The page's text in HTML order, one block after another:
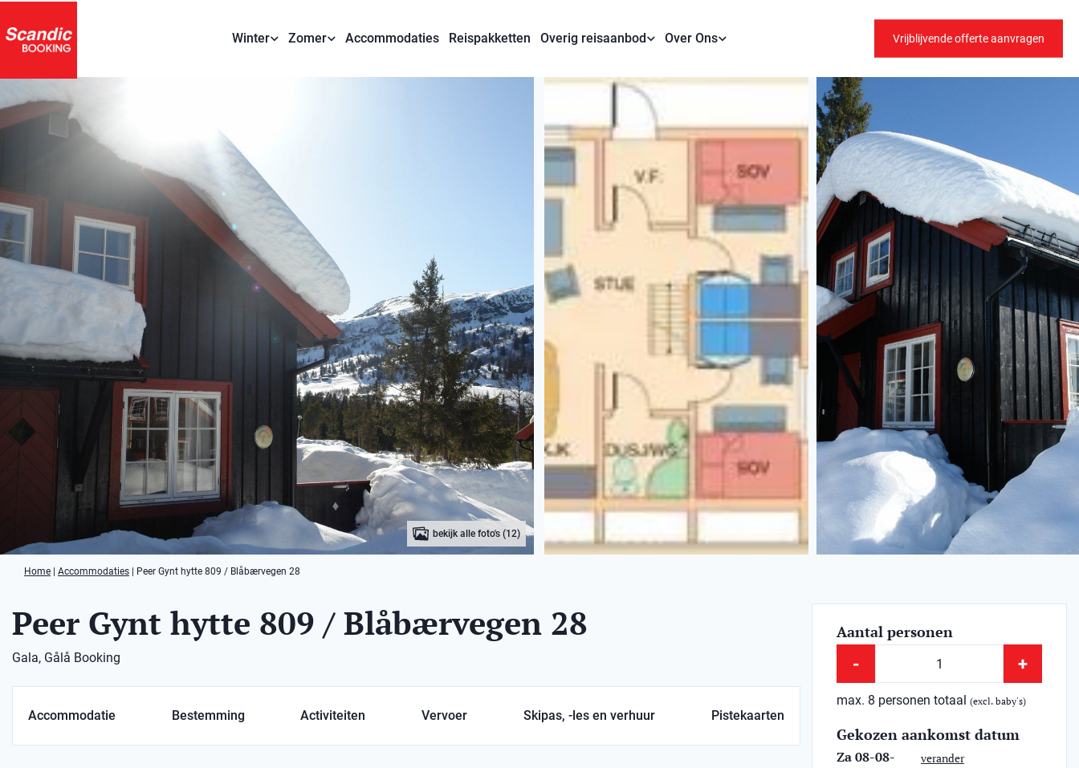
Winter Zomer Accommodaties Reispakketten Overig reisaanbod Over Ons Vrijblijvende offerte aanvragen
bekijk alle foto's (12)
Home Accommodaties Peer Gynt hytte 809 / Blåbærvegen 28
Peer Gynt hytte 809 / Blåbærvegen 28
Gala, Gålå Booking
Accommodatie Bestemming Activiteiten Vervoer Skipas, -les en verhuur Pistekaarten
Aantal personen
- +
max. 8 personen totaal(excl. baby's)
Gekozen aankomst datum
Za 08-08-
verander